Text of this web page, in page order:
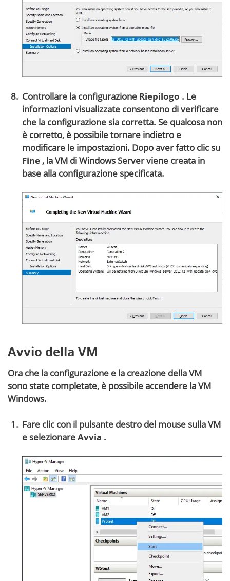
Controllare la configurazione Riepilogo . Le
informazioni visualizzate consentono di verificare
che la configurazione sia corretta. Se qualcosa non
è corretto, è possibile tornare indietro e
modificare le impostazioni. Dopo aver fatto clic su
Fine , la VM di Windows Server viene creata in
base alla configurazione specificata.
Avvio della VM
Ora che la configurazione e la creazione della VM
sono state completate, è possibile accendere la VM
Windows.
Fare clic con il pulsante destro del mouse sulla VM
e selezionareAvvia .